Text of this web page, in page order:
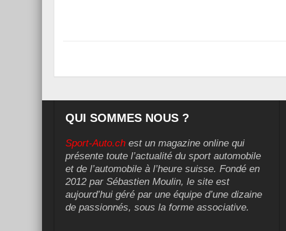
QUI SOMMES NOUS ?
Sport-Auto.ch est un magazine online qui
présente toute l’actualité du sport automobile
et de l’automobile à l’heure suisse. Fondé en
2012 par Sébastien Moulin, le site est
aujourd’hui géré par une équipe d’une dizaine
de passionnés, sous la forme associative.